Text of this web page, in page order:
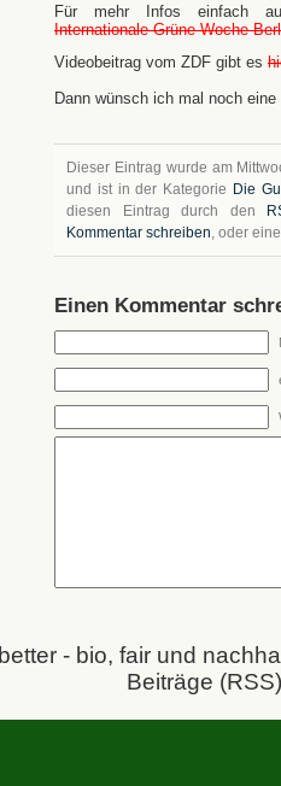
Für mehr Infos einfach
Internationale Grüne Woche
Videobeitrag vom ZDF gibt es
Dann wünsch ich mal noch
Dieser Eintrag wurde am
und ist in der Kategorie Die
diesen Eintrag durch den
Kommentar schreiben, oder
Einen Kommentar
better - bio, fair und
Beiträge (RSS)